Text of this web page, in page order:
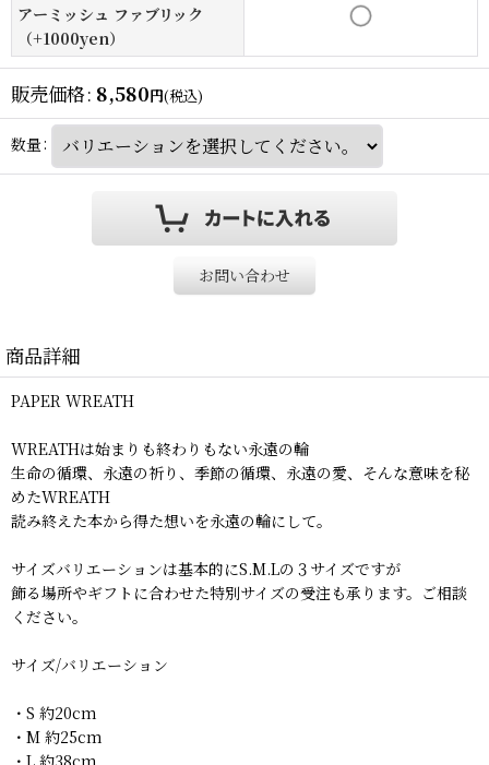
アーミッシュ ファブリック
（+1000yen）
販売価格: 8,580円(税込)
数量:
お問い合わせ
商品詳細
PAPER WREATH
WREATHは始まりも終わりもない永遠の輪
生命の循環、永遠の祈り、季節の循環、永遠の愛、そんな意味を秘
めたWREATH
読み終えた本から得た想いを永遠の輪にして。
サイズバリエーションは基本的にS.M.Lの３サイズですが
飾る場所やギフトに合わせた特別サイズの受注も承ります。ご相談
ください。
サイズ/バリエーション
・S 約20cm
・M 約25cm
・L 約38cm